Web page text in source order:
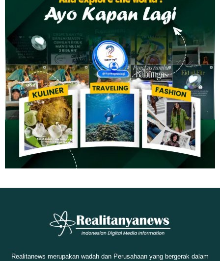
Realitanews merupakan wadah dan Perusahaan yang bergerak dalam